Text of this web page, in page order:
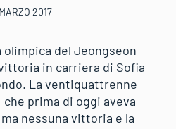
2017
del Jeongseon
in carriera di Sofia
La ventiquattrenne
prima di oggi aveva
nessuna vittoria e la